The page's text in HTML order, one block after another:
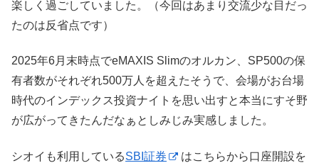
楽しく過ごしていました。（今回はあまり交流少な目だっ
たのは反省点です）
2025年6月末時点でeMAXIS Slimのオルカン、SP500の保
有者数がそれぞれ500万人を超えたそうで、会場がお台場
時代のインデックス投資ナイトを思い出すと本当にすそ野
が広がってきたんだなぁとしみじみ実感しました。
シオイも利用しているSBI証券
はこちらから口座開設を